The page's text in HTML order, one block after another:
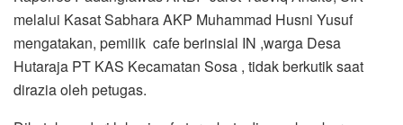
tuak , langsung digiring ke Polres Padanglawas (Palas)
untuk menjalani pemeriksaan lebih lanjut.
Pemilik cafe IN terbukti melakukan transaksi miras
,melanggar Pasal 3 Peraturan Daerah Kabupaten Padang
Lawas Nomor 07 tahun 2015 tentang Pengendalian,